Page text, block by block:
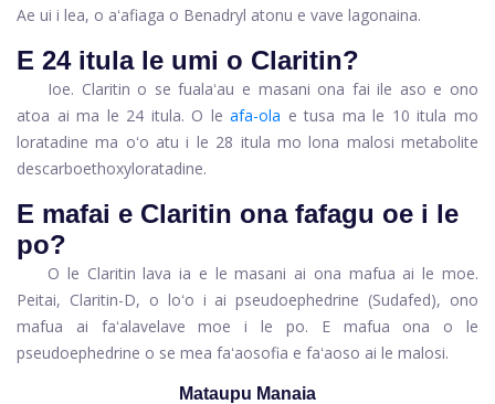
Ae ui i lea, o aʻafiaga o Benadryl atonu e vave lagonaina.
E 24 itula le umi o Claritin?
Ioe. Claritin o se fualaʻau e masani ona fai ile aso e ono
atoa ai ma le 24 itula. O leafa-ola e tusa ma le 10 itula mo
loratadine ma oʻo atu i le 28 itula mo lona malosi metabolite
descarboethoxyloratadine.
E mafai e Claritin ona fafagu oe i le
po?
O le Claritin lava ia e le masani ai ona mafua ai le moe.
Peitai, Claritin-D, o loʻo i ai pseudoephedrine (Sudafed), ono
mafua ai faʻalavelave moe i le po. E mafua ona o le
pseudoephedrine o se mea faʻaosofia e faʻaoso ai le malosi.
Mataupu Manaia